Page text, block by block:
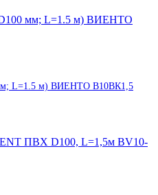
L=1.5 м) ВИЕНТО В10ВК1,5